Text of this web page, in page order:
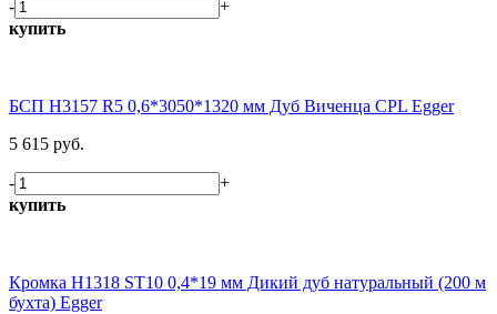
-
+
купить
БСП H3157 R5 0,6*3050*1320 мм Дуб Виченца CPL Egger
5 615 руб.
-
+
купить
Кромка H1318 ST10 0,4*19 мм Дикий дуб натуральный (200 м
бухта) Egger